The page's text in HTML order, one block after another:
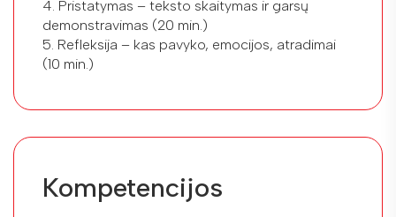
4. Pristatymas – teksto skaitymas ir garsų
demonstravimas (20 min.)
5. Refleksija – kas pavyko, emocijos, atradimai
(10 min.)
Kompetencijos